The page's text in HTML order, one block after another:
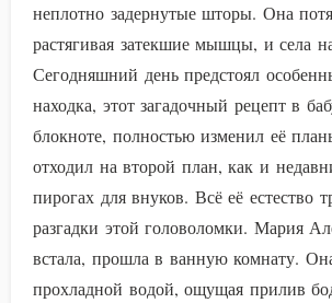
неплотно задернутые шторы. Она
растягивая затекшие мышцы, и села
Сегодняшний день предстоял
находка, этот загадочный рецепт в
блокноте, полностью изменил её
отходил на второй план, как и
пирогах для внуков. Всё её естество
разгадки этой головоломки. Мария
встала, прошла в ванную комнату.
прохладной водой, ощущая прилив